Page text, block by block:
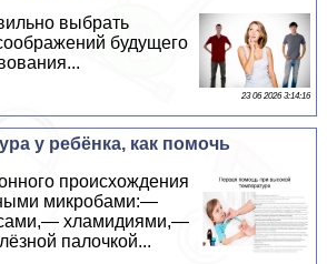
выбрать
будущего
23 06 2026 3:14:16
у ребёнка, как помочь
происхождения
микробами:—
xлaмидиями,—
палочкой...